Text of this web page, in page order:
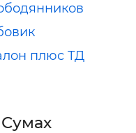
плюс ТД